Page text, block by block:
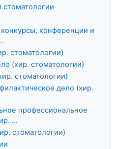
стоматологии
конференции и
стоматологии)
(хир. стоматологии)
стоматологии)
дело (хир.
профессиональное
...
стоматологии)